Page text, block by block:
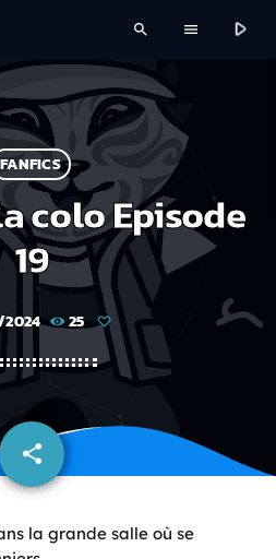
search menu play_arrow
FANFICS
colo Episode
19
25
share
email
la grande salle où se